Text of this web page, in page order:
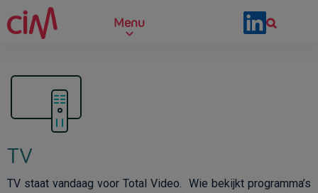
Skip to main content
Menu
TV
TV staat vandaag voor Total Video. Wie bekijkt programma’s